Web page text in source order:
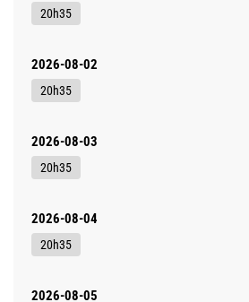
20h35
2026-08-02
20h35
2026-08-03
20h35
2026-08-04
20h35
2026-08-05